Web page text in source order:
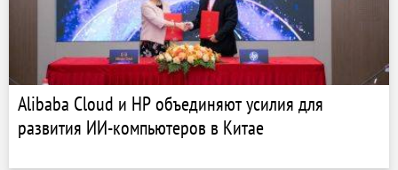
Alibaba Cloud и HP объединяют усилия для
развития ИИ-компьютеров в Китае